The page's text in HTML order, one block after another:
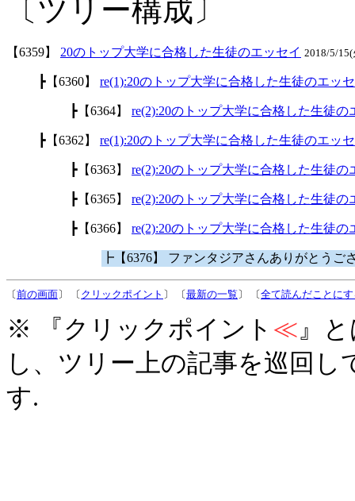
〔ツリー構成〕
【6359】 20のトップ大学に合格した生徒のエッセイ 2018/5/
┣【6360】 re(1):20のトップ大学に合格した生徒のエッ
┣【6364】 re(2):20のトップ大学に合格した生徒の
┣【6362】 re(1):20のトップ大学に合格した生徒のエッ
┣【6363】 re(2):20のトップ大学に合格した生徒の
┣【6365】 re(2):20のトップ大学に合格した生徒の
┣【6366】 re(2):20のトップ大学に合格した生徒の
┣【6376】 ファンタジアさんありがとうご
〔前の画面〕 〔 クリックポイント 〕 〔最新の一覧 〕 〔全て読んだことに
※ 『クリックポイント ≪』
し、ツリー上の記事を巡回
す.